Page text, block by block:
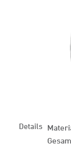
Details